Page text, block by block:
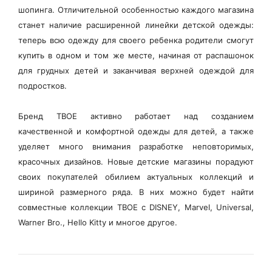
шопинга. Отличительной особенностью каждого магазина
станет наличие расширенной линейки детской одежды:
теперь всю одежду для своего ребенка родители смогут
купить в одном и том же месте, начиная от распашонок
для грудных детей и заканчивая верхней одеждой для
подростков.
Бренд ТВОЕ активно работает над созданием
качественной и комфортной одежды для детей, а также
уделяет много внимания разработке неповторимых,
красочных дизайнов. Новые детские магазины порадуют
своих покупателей обилием актуальных коллекций и
шириной размерного ряда. В них можно будет найти
совместные коллекции ТВОЕ с DISNEY, Marvel, Universal,
Warner Bro., Hello Kitty и многое другое.